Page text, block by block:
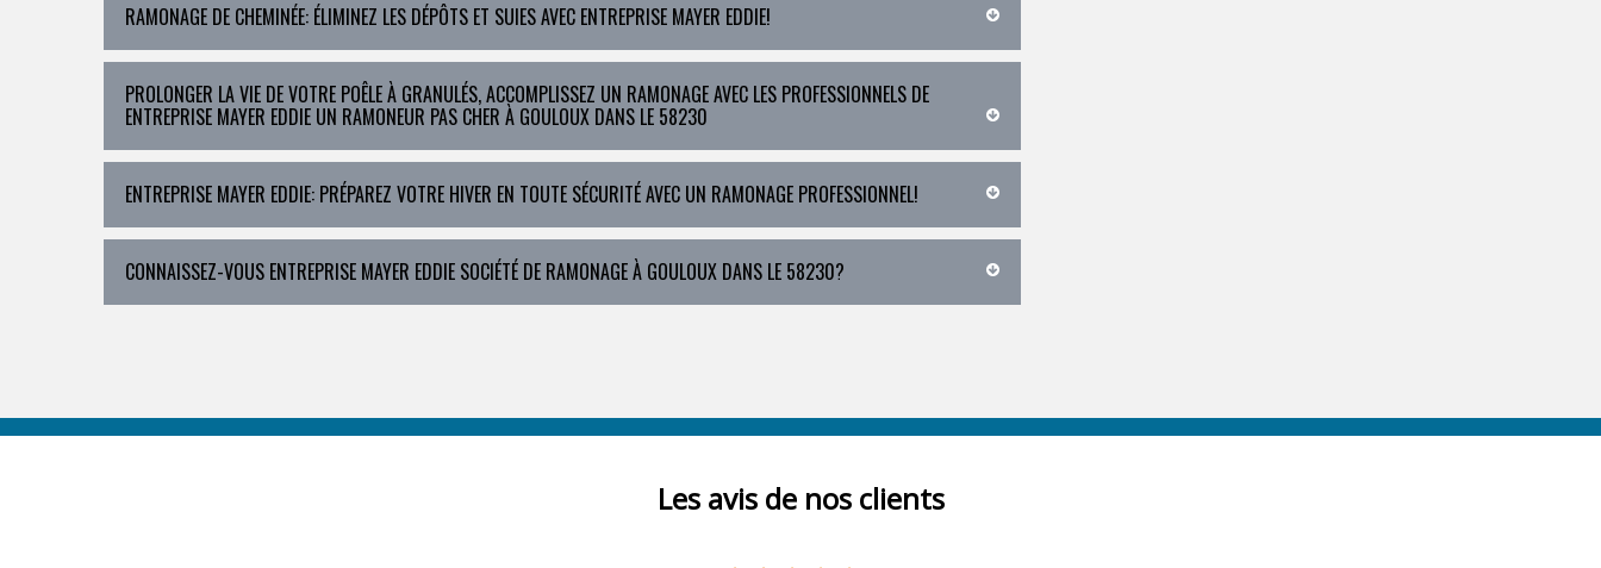
RAMONAGE DE CHEMINÉE: ÉLIMINEZ LES DÉPÔTS ET SUIES AVEC ENTREPRISE MAYER EDDIE!
PROLONGER LA VIE DE VOTRE POÊLE À GRANULÉS, ACCOMPLISSEZ UN RAMONAGE AVEC LES PROFESSIONNELS DE
ENTREPRISE MAYER EDDIE UN RAMONEUR PAS CHER À GOULOUX DANS LE 58230
ENTREPRISE MAYER EDDIE: PRÉPAREZ VOTRE HIVER EN TOUTE SÉCURITÉ AVEC UN RAMONAGE PROFESSIONNEL!
CONNAISSEZ-VOUS ENTREPRISE MAYER EDDIE SOCIÉTÉ DE RAMONAGE À GOULOUX DANS LE 58230?
Les avis de nos clients